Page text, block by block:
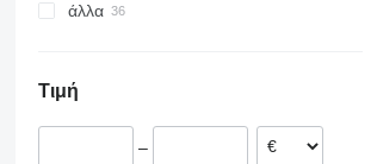
Πορτογαλία
Λετονία
άλλα
Τιμή
–